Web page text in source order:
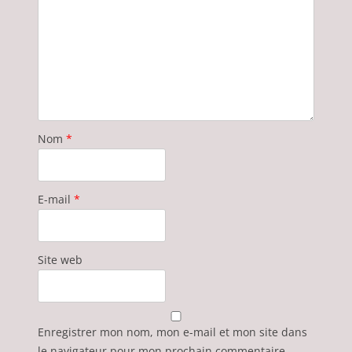
Nom *
E-mail *
Site web
Enregistrer mon nom, mon e-mail et mon site dans